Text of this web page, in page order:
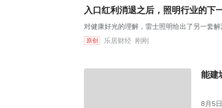
入口红利消退之后，照明行业的下
对健康好光的理解，雷士照明给出了另一套解
原创 乐居财经 刚刚
能建
8月5